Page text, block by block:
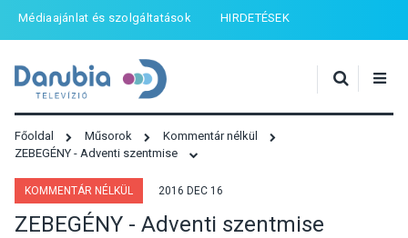
Médiaajánlat és szolgáltatások HIRDETÉSEK
Főoldal Műsorok
Kommentár nélkül
ZEBEGÉNY - Adventi szentmise
KOMMENTÁR NÉLKÜL 2016 DEC 16
ZEBEGÉNY - Adventi szentmise